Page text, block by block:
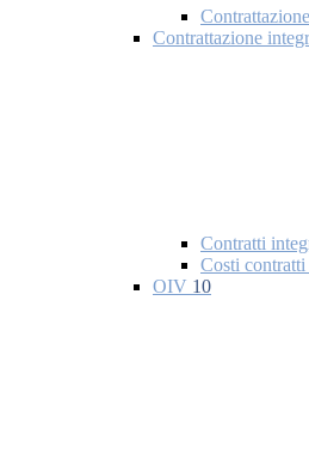
Contrattazione
Contratti
Costi
OIV 10